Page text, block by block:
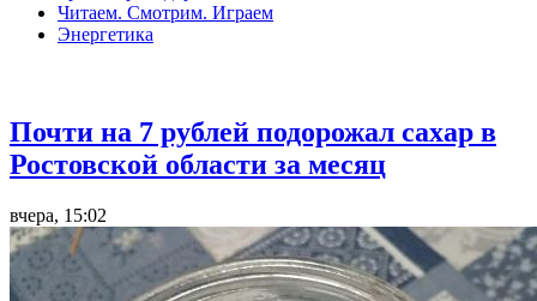
Читаем. Смотрим. Играем
Энергетика
Почти на 7 рублей подорожал сахар в
Ростовской области за месяц
вчера, 15:02